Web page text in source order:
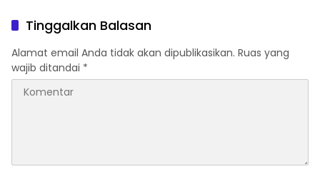
Tinggalkan Balasan
Alamat email Anda tidak akan dipublikasikan. Ruas yang
wajib ditandai *